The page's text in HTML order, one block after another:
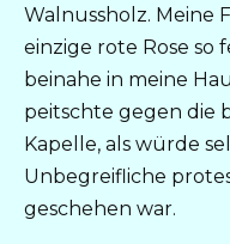
Walnussholz. Meine
einzige rote Rose so
beinahe in meine
peitschte gegen die
Kapelle, als würde
Unbegreifliche
geschehen war.